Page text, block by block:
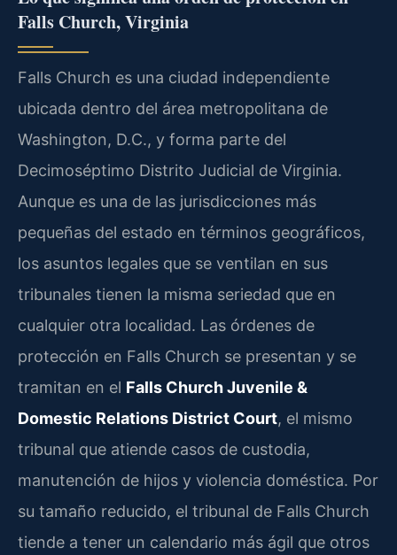
Falls Church, Virginia
Falls Church es una ciudad independiente
ubicada dentro del área metropolitana de
Washington, D.C., y forma parte del
Decimoséptimo Distrito Judicial de Virginia.
Aunque es una de las jurisdicciones más
pequeñas del estado en términos geográficos,
los asuntos legales que se ventilan en sus
tribunales tienen la misma seriedad que en
cualquier otra localidad. Las órdenes de
protección en Falls Church se presentan y se
tramitan en el Falls Church Juvenile &
Domestic Relations District Court, el mismo
tribunal que atiende casos de custodia,
manutención de hijos y violencia doméstica. Por
su tamaño reducido, el tribunal de Falls Church
tiende a tener un calendario más ágil que otros